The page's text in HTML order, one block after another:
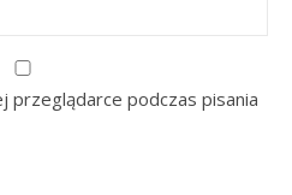
przeglądarce podczas pisania